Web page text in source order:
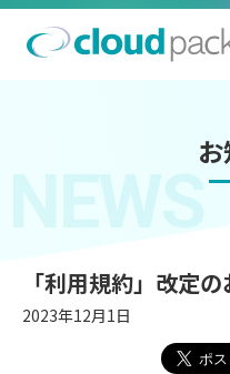
NEWS
「利用規約」改定
2023年12月1日